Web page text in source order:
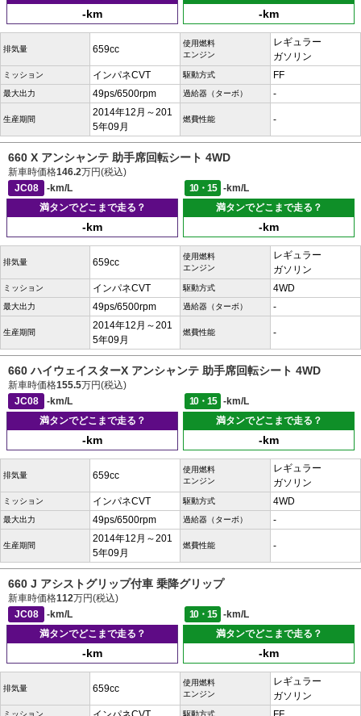
-km -km
排気量 659cc
使用燃料
エンジン
レギュラー
ガソリン
ミッション インパネCVT 駆動方式 FF
最大出力 49ps/6500rpm 過給器（ターボ） -
生産期間
2014年12月～201
5年09月
燃費性能 -
660 X アンシャンテ 助手席回転シート 4WD
新車時価格146.2万円(税込)
JC08
-km/L 10・15
-km/L
満タンでどこまで走る？
-km
満タンでどこまで走る？
-km
排気量 659cc
使用燃料
エンジン
レギュラー
ガソリン
ミッション インパネCVT 駆動方式 4WD
最大出力 49ps/6500rpm 過給器（ターボ） -
生産期間
2014年12月～201
5年09月
燃費性能 -
660 ハイウェイスターX アンシャンテ 助手席回転シート 4WD
新車時価格155.5万円(税込)
JC08
-km/L 10・15
-km/L
満タンでどこまで走る？
-km
満タンでどこまで走る？
-km
排気量 659cc
使用燃料
エンジン
レギュラー
ガソリン
ミッション インパネCVT 駆動方式 4WD
最大出力 49ps/6500rpm 過給器（ターボ） -
生産期間
2014年12月～201
5年09月
燃費性能 -
660 J アシストグリップ付車 乗降グリップ
新車時価格112万円(税込)
JC08
-km/L 10・15
-km/L
満タンでどこまで走る？
-km
満タンでどこまで走る？
-km
排気量 659cc
使用燃料
エンジン
レギュラー
ガソリン
ミッション 駆動方式